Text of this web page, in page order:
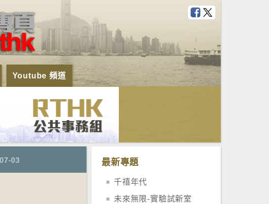
Youtube 頻道
03 最新專題
千禧年代
未來無限-實驗試新室